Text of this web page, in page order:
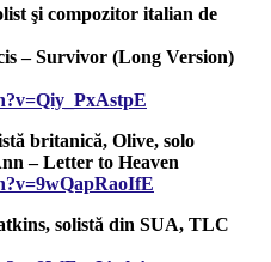
şi compozitor italian de
– Survivor (Long Version)
britanică, Olive, solo
– Letter to Heaven
solistă din SUA, TLC